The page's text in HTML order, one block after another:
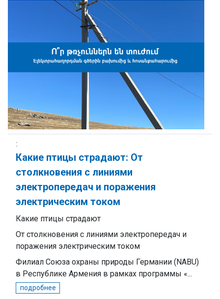
Какие птицы страдают: От
столкновения с линиями
электропередач и поражения
электрическим током
Какие птицы страдают
От столкновения с линиями электропередач и
поражения электрическим током
Филиал Союза охраны природы Германии (NABU)
в Республике Армения в рамках программы «...
подробнее